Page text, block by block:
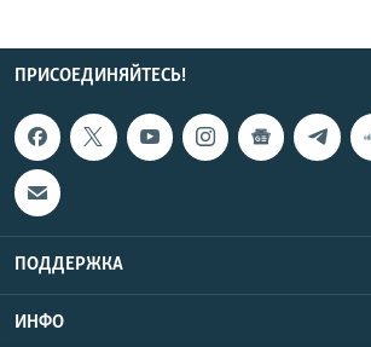
ПРИСОЕДИНЯЙТЕСЬ!
ПОДДЕРЖКА
ИНФО